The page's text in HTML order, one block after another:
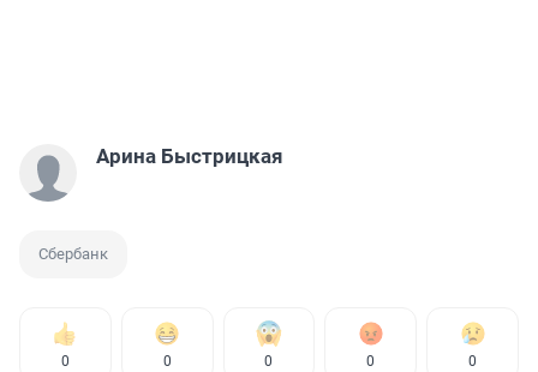
Арина Быстрицкая
Сбербанк
0 0 0 0 0